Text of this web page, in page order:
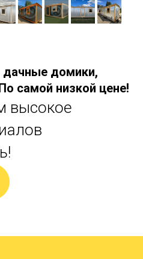
дачные домики,
самой низкой цене!
высокое